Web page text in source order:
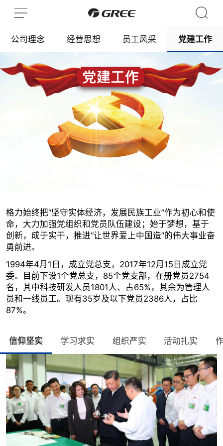
公司理念 经营思想 员工风采 党建工作
格力始终把“坚守实体经济，发展民族工业”作为初心和使
命，大力加强党组织和党员队伍建设；始于梦想，基于
创新，成于实干，推进“让世界爱上中国造”的伟大事业奋
勇前进。
1994年4月1日，成立党总支，2017年12月15日成立党
委。目前下设1个党总支，85个党支部，在册党员2754
名，其中科技研发人员1801人、占65%，其余为管理人
员和一线员工。现有35岁及以下党员2386人，占比
87%。
信仰坚实 学习求实 组织严实 活动扎实